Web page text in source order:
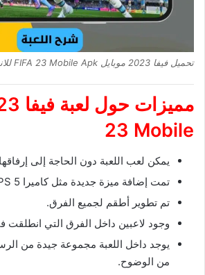
تحميل فيفا 2023 موبايل FIFA 23 Mobile Apk للاندرويد مجانا
مميزات حول لعبة فيفا 2023
23 Mobile
يمكن لعب اللعبة دون الحاجة إلى
تمت إضافة ميزة جديدة مثل كاميرا PS 5 ورسومات PS4.
تم تطوير أطقم لجميع الفرق.
وجود لاعبين داخل الفرق التي انطلقت
يوجد داخل اللعبة مجموعة جيدة من
من الوضوح.